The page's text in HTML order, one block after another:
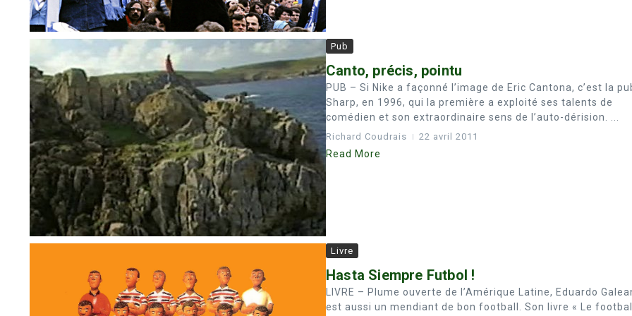
Pub
Canto, précis, pointu
PUB – Si Nike a façonné l’image de Eric Cantona, c’est la
Sharp, en 1996, qui la première a exploité ses talents de
comédien et son extraordinaire sens de l’auto-dérision. ...
Richard Coudrais 22 avril 2011
Read More
Livre
Hasta Siempre Futbol !
LIVRE – Plume ouverte de l’Amérique Latine, Eduardo
est aussi un mendiant de bon football. Son livre « Le